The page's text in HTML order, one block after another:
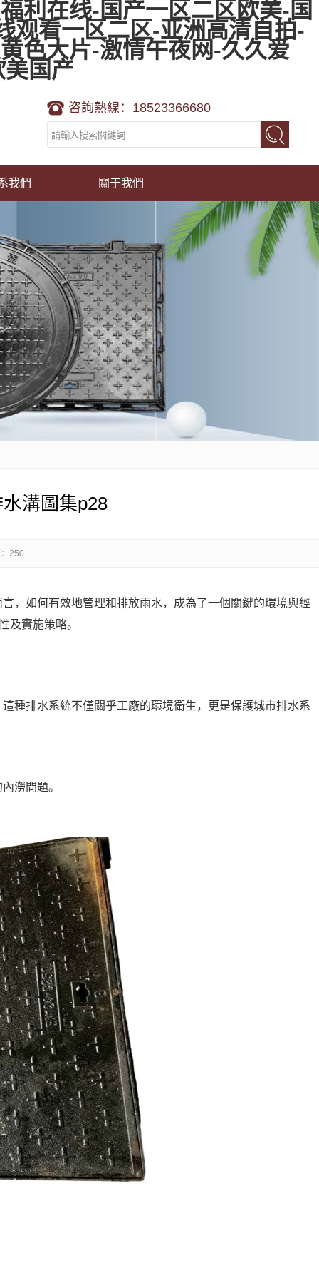
利在线-国产一区二区欧美-国
观看一区二区-亚洲高清自拍-
色大片-激情午夜网-久久爱
国产
咨詢熱線：18523366680
我們 關于我們
溝圖集p28
250
如何有效地管理和排放雨水，成為了一個關鍵的環境與經
及實施策略。
種排水系統不僅關乎工廠的環境衛生，更是保護城市排水系
澇問題。